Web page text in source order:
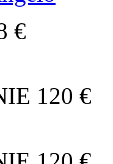
€
120 €